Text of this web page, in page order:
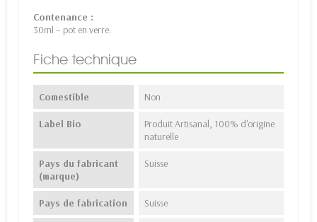
Contenance :
30ml – pot en verre.
Fiche technique
Comestible Non
Label Bio
Produit Artisanal, 100% d'origine
naturelle
Pays du fabricant
(marque)
Suisse
Pays de fabrication Suisse